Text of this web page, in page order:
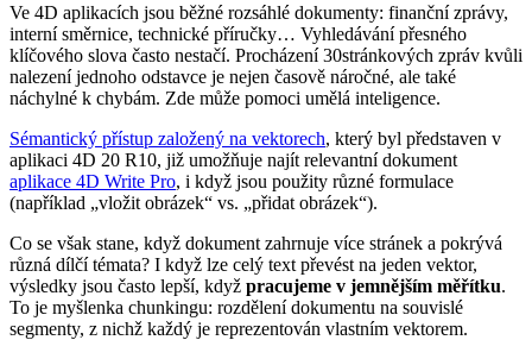
Ve 4D aplikacích jsou běžné rozsáhlé dokumenty: finanční zprávy,
interní směrnice, technické příručky… Vyhledávání přesného
klíčového slova často nestačí. Procházení 30stránkových zpráv kvůli
nalezení jednoho odstavce je nejen časově náročné, ale také
náchylné k chybám. Zde může pomoci umělá inteligence.
Sémantický přístup založený na vektorech, který byl představen v
aplikaci 4D 20 R10, již umožňuje najít relevantní dokument
aplikace 4D Write Pro, i když jsou použity různé formulace
(například „vložit obrázek“ vs. „přidat obrázek“).
Co se však stane, když dokument zahrnuje více stránek a pokrývá
různá dílčí témata? I když lze celý text převést na jeden vektor,
výsledky jsou často lepší, když pracujeme v jemnějším měřítku.
To je myšlenka chunkingu: rozdělení dokumentu na souvislé
segmenty, z nichž každý je reprezentován vlastním vektorem.